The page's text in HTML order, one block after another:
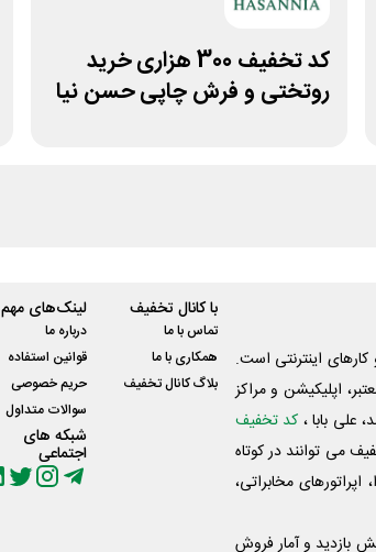
کد تخفیف 300 هزاری خرید
روتختی و فرش چاپی حسن نیا
اینترنتی است.
اپلیکیشن و مراکز
علی‌ بابا ، کد تخفیف
می توانند در کوتاه
مخابراتی،
بازدید و آمار فروش
با کانال تخفیف
تماس با ما
همکاری با ما
بلاگ کانال تخفیف
لینک‌های مهم
درباره ما
قوانین استفاده
حریم خصوصی
سوالات متداول
شبکه های
اجتماعی